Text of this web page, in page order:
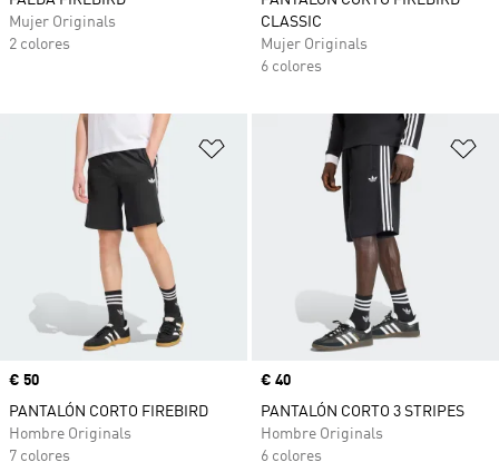
Mujer Originals
2 colores
CLASSIC
Mujer Originals
6 colores
Añadir a la lista de deseos
Precio
€ 50
PANTALÓN CORTO FIREBIRD
Hombre Originals
7 colores
Precio
€ 40
PANTALÓN CORTO 3 STRIPES
Hombre Originals
6 colores